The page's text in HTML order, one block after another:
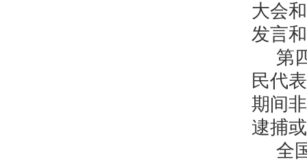
大会
发言
第
民代
期间
逮捕
全